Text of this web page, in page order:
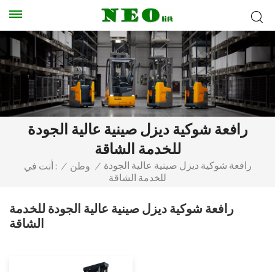
رافعة شوكية ديزل صينية عالية الجودة
للخدمة الشاقة
أنت في : / وطن / رافعة شوكية ديزل صينية عالية الجودة
للخدمة الشاقة
رافعة شوكية ديزل صينية عالية الجودة للخدمة
الشاقة